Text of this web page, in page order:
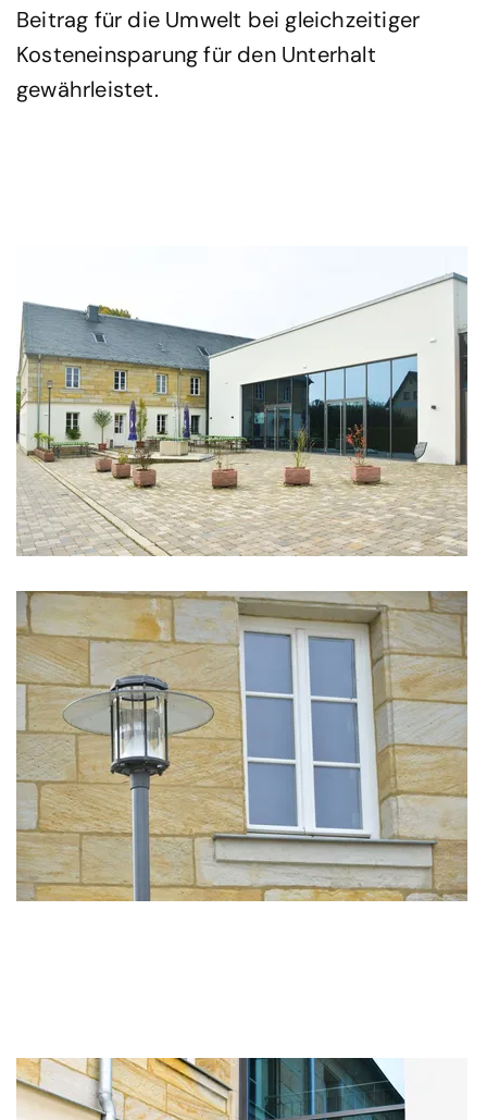
Beitrag für die Umwelt bei gleichzeitiger
Kosteneinsparung für den Unterhalt
gewährleistet.